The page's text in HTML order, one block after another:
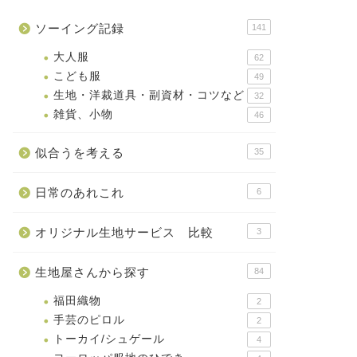
ソーイング記録 141
大人服 62
こども服 49
生地・洋裁道具・副資材・コツなど 32
雑貨、小物 46
似合うを考える 35
日常のあれこれ 6
オリジナル生地サービス 比較 3
生地屋さんから探す 84
福田織物 2
手芸のピロル 2
トーカイ/シュゲール 4